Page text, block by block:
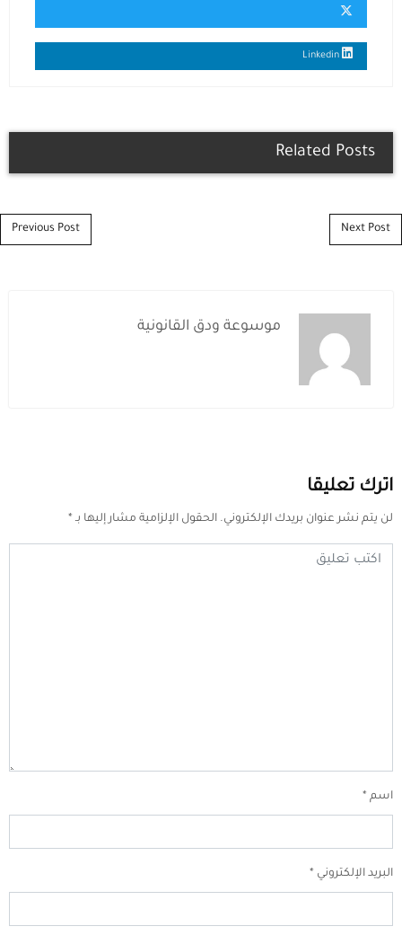
Related Posts
Post navigation
Previous Post Next Post
موسوعة ودق القانونية
اترك تعليقا
لن يتم نشر عنوان بريدك الإلكتروني. الحقول الإلزامية مشار إليها بـ *
اسم *
البريد الإلكتروني *